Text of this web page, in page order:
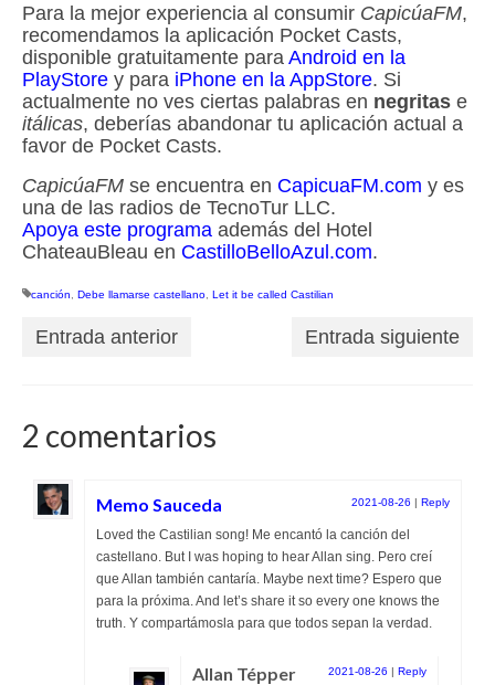
Para la mejor experiencia al consumir CapicúaFM,
recomendamos la aplicación Pocket Casts,
disponible gratuitamente para Android en la
PlayStore y para iPhone en la AppStore. Si
actualmente no ves ciertas palabras en negritas e
itálicas, deberías abandonar tu aplicación actual a
favor de Pocket Casts.
CapicúaFM se encuentra en CapicuaFM.com y es
una de las radios de TecnoTur LLC.
Apoya este programa además del Hotel
ChateauBleau en CastilloBelloAzul.com.
canción Debe llamarse castellano Let it be called Castilian
Entrada anterior Entrada siguiente
2 comentarios
Memo Sauceda 2021-08-26 | Reply
Loved the Castilian song! Me encantó la canción del
castellano. But I was hoping to hear Allan sing. Pero creí
que Allan también cantaría. Maybe next time? Espero que
para la próxima. And let’s share it so every one knows the
truth. Y compartámosla para que todos sepan la verdad.
Allan Tépper 2021-08-26 | Reply